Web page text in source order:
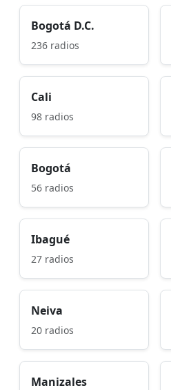
Bogotá D.C.
236 radios
Cali
98 radios
Bogotá
56 radios
Ibagué
27 radios
Neiva
20 radios
Manizales